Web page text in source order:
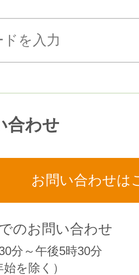
合わせ
お問い合わせは
のお問い合わせ
分～午後5時30分
始を除く）